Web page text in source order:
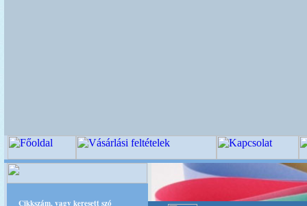
Cikkszám, vagy keresett szó